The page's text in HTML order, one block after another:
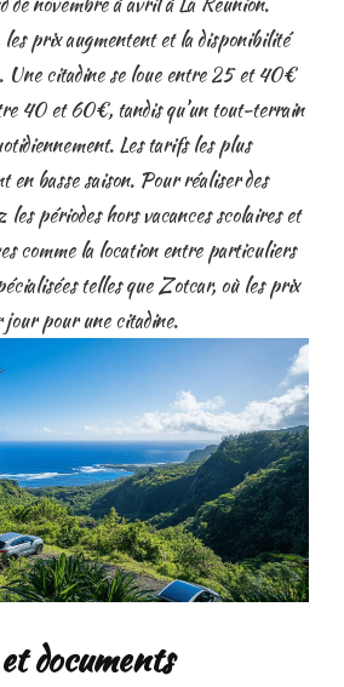
prix augmentent et la disponibilité
Une citadine se loue entre 25 et 40€
40 et 60€, tandis qu’un tout-terrain
Les tarifs les plus
en basse saison. Pour réaliser des
périodes hors vacances scolaires et
comme la location entre particuliers
telles que Zotcar, où les prix
pour une citadine.
documents